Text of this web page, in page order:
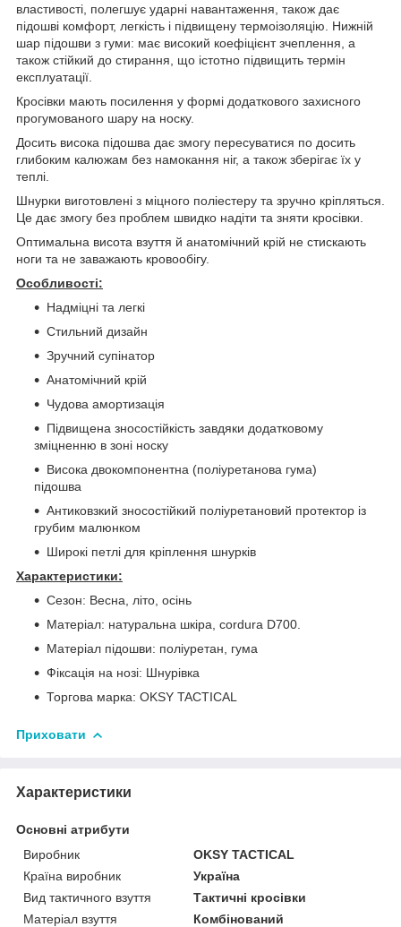
властивості, полегшує ударні навантаження, також дає
підошві комфорт, легкість і підвищену термоізоляцію. Нижній
шар підошви з гуми: має високий коефіцієнт зчеплення, а
також стійкий до стирання, що істотно підвищить термін
експлуатації.
Кросівки мають посилення у формі додаткового захисного
прогумованого шару на носку.
Досить висока підошва дає змогу пересуватися по досить
глибоким калюжам без намокання ніг, а також зберігає їх у
теплі.
Шнурки виготовлені з міцного поліестеру та зручно кріпляться.
Це дає змогу без проблем швидко надіти та зняти кросівки.
Оптимальна висота взуття й анатомічний крій не стискають
ноги та не заважають кровообігу.
Особливості:
Надміцні та легкі
Стильний дизайн
Зручний супінатор
Анатомічний крій
Чудова амортизація
Підвищена зносостійкість завдяки додатковому
зміцненню в зоні носку
Висока двокомпонентна (поліуретанова гума)
підошва
Антиковзкий зносостійкий поліуретановий протектор із
грубим малюнком
Широкі петлі для кріплення шнурків
Характеристики:
Сезон: Весна, літо, осінь
Матеріал: натуральна шкіра, cordura D700.
Матеріал підошви: поліуретан, гума
Фіксація на нозі: Шнурівка
Торгова марка: OKSY TACTICAL
Приховати
Характеристики
Основні атрибути
Виробник
OKSY TACTICAL
Країна виробник
Україна
Вид тактичного взуття
Тактичні кросівки
Матеріал взуття
Комбінований